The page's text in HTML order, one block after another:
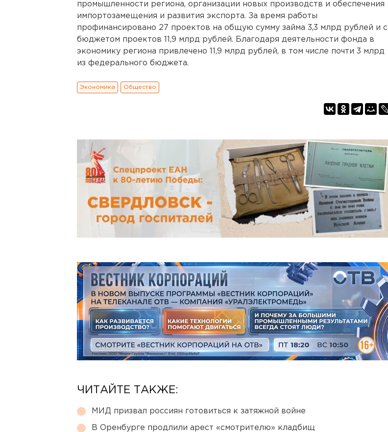
промышленности региона, организации новых производств и обеспечения
импортозамещения и развития экспорта. За время работы
профинансировано 27 проектов на общую сумму займа 3,3 млрд рублей и с
бюджетом проектов 11,9 млрд рублей. Благодаря деятельности фонда в
экономику региона привлечено 11,9 млрд рублей, в том числе почти 3 млрд
из федерального бюджета.
Экономика Общество
ЧИТАЙТЕ ТАКЖЕ:
МИД призвал россиян готовиться к затяжной войне
В Оренбурге продлили арест «смотрителю» кладбищ